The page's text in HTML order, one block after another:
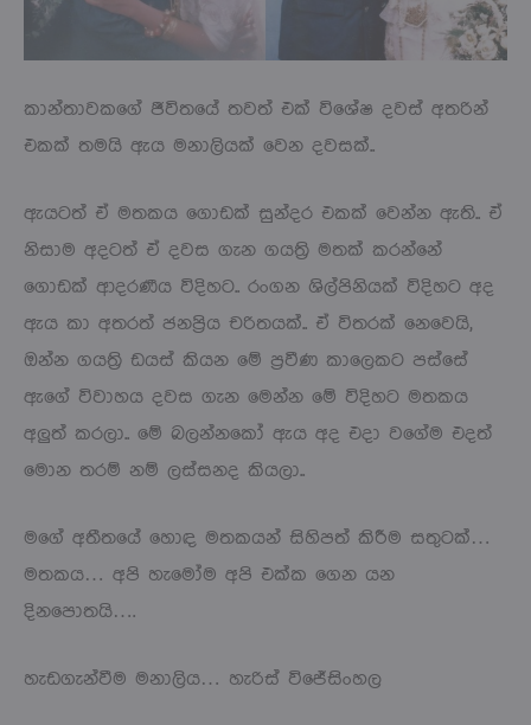
කාන්තාවකගේ ජීවිතයේ තවත් එක් විශේෂ දවස් අතරින්
එකක් තමයි ඇය මනාලියක් වෙන දවසක්..
ඇයටත් ඒ මතකය ගොඩක් සුන්දර එකක් වෙන්න ඇති.. ඒ
නිසාම අදටත් ඒ දවස ගැන ගයත්‍රි මතක් කරන්නේ
ගොඩක් ආදරණීය විදිහට.. රංගන ශිල්පිනියක් විදිහට අද
ඇය කා අතරත් ජනප්‍රිය චරිතයක්.. ඒ විතරක් නෙවෙයි,
ඔන්න ගයත්‍රි ඩයස් කියන මේ ප්‍රවීණ කාලෙකට පස්සේ
ඇගේ විවාහය දවස ගැන මෙන්න මේ විදිහට මතකය
අලුත් කරලා.. මේ බලන්නකෝ ඇය අද එදා වගේම එදත්
මොන තරම් නම් ලස්සනද කියලා..
මගේ අතීතයේ හොඳ මතකයන් සිහිපත් කිරීම සතුටක්…
මතකය… අපි හැමෝම අපි එක්ක ගෙන යන
දිනපොතයි….
හැඩගැන්වීම මනාලිය… හැරිස් විජේසිංහල